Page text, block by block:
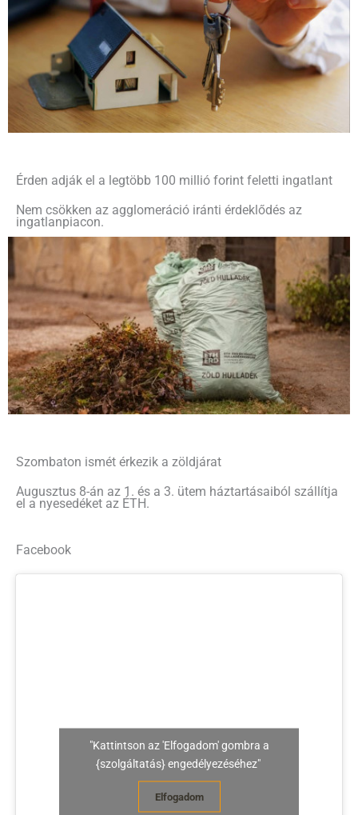
Érden adják el a legtöbb 100 millió forint feletti ingatlant
Nem csökken az agglomeráció iránti érdeklődés az
ingatlanpiacon.
Szombaton ismét érkezik a zöldjárat
Augusztus 8-án az 1. és a 3. ütem háztartásaiból szállítja
el a nyesedéket az ÉTH.
Facebook
"Kattintson az 'Elfogadom' gombra a
{szolgáltatás} engedélyezéséhez"
Elfogadom